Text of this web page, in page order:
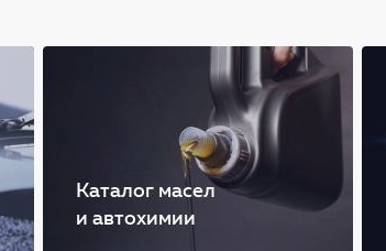
Каталог масел
и автохимии